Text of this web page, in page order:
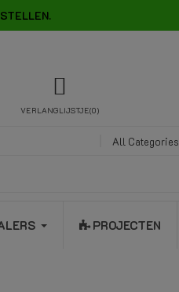
VERLANGLIJSTJE 0
All Categories
PROJECTEN